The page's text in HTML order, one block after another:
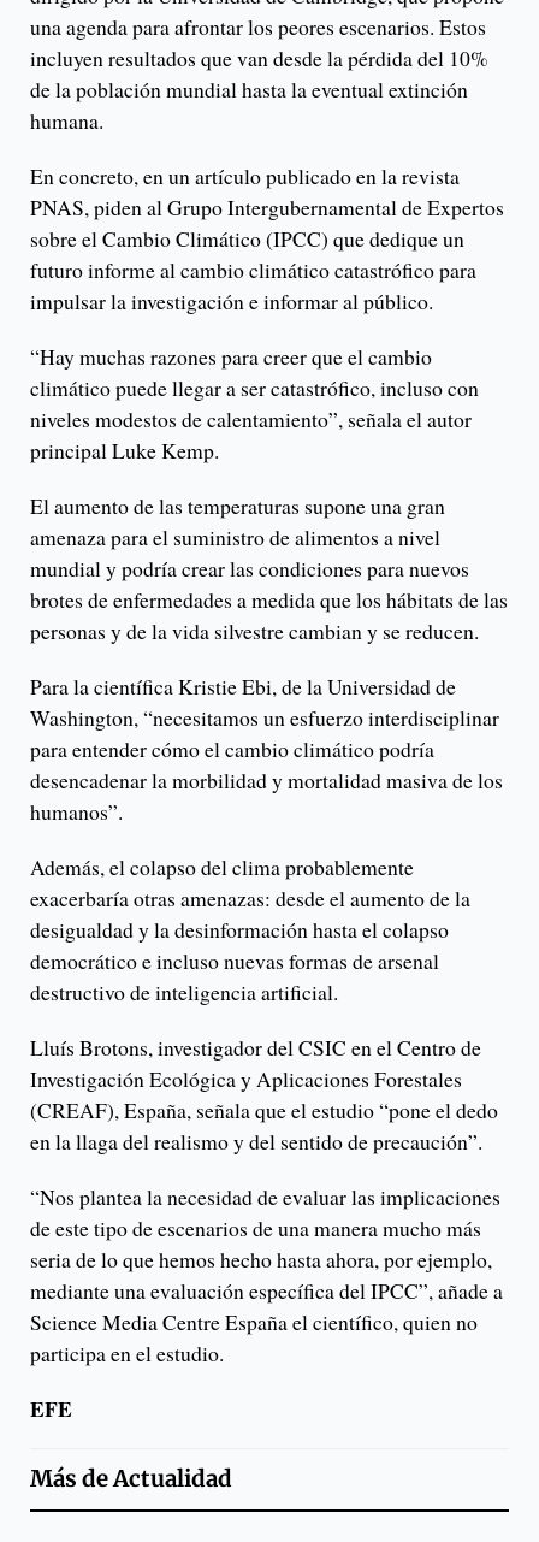
una agenda para afrontar los peores escenarios. Estos
incluyen resultados que van desde la pérdida del 10%
de la población mundial hasta la eventual extinción
humana.
En concreto, en un artículo publicado en la revista
PNAS, piden al Grupo Intergubernamental de Expertos
sobre el Cambio Climático (IPCC) que dedique un
futuro informe al cambio climático catastrófico para
impulsar la investigación e informar al público.
“Hay muchas razones para creer que el cambio
climático puede llegar a ser catastrófico, incluso con
niveles modestos de calentamiento”, señala el autor
principal Luke Kemp.
El aumento de las temperaturas supone una gran
amenaza para el suministro de alimentos a nivel
mundial y podría crear las condiciones para nuevos
brotes de enfermedades a medida que los hábitats de las
personas y de la vida silvestre cambian y se reducen.
Para la científica Kristie Ebi, de la Universidad de
Washington, “necesitamos un esfuerzo interdisciplinar
para entender cómo el cambio climático podría
desencadenar la morbilidad y mortalidad masiva de los
humanos”.
Además, el colapso del clima probablemente
exacerbaría otras amenazas: desde el aumento de la
desigualdad y la desinformación hasta el colapso
democrático e incluso nuevas formas de arsenal
destructivo de inteligencia artificial.
Lluís Brotons, investigador del CSIC en el Centro de
Investigación Ecológica y Aplicaciones Forestales
(CREAF), España, señala que el estudio “pone el dedo
en la llaga del realismo y del sentido de precaución”.
“Nos plantea la necesidad de evaluar las implicaciones
de este tipo de escenarios de una manera mucho más
seria de lo que hemos hecho hasta ahora, por ejemplo,
mediante una evaluación específica del IPCC”, añade a
Science Media Centre España el científico, quien no
participa en el estudio.
EFE
Más deActualidad